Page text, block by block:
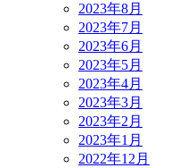
2023年8月
2023年7月
2023年6月
2023年5月
2023年4月
2023年3月
2023年2月
2023年1月
2022年12月